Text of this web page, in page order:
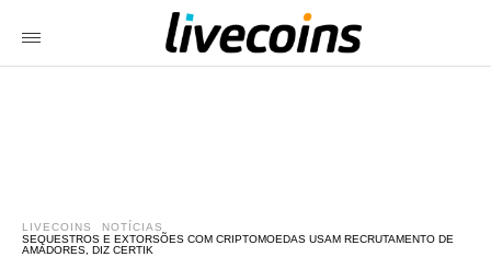
LIVECOINS
NOTÍCIAS
SEQUESTROS E EXTORSÕES COM CRIPTOMOEDAS USAM RECRUTAMENTO DE
AMADORES, DIZ CERTIK